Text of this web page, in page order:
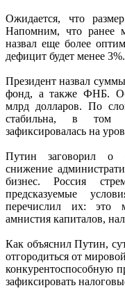
Ожидается, что
Напомним, что ранее
назвал еще более
дефицит будет менее 3%.
Президент назвал
фонд, а также ФНБ.
млрд долларов. По
стабильна, в том
зафиксировалась на
Путин заговорил о
снижение
бизнес. Россия
предсказуемые
перечислил их: это
амнистия капиталов,
Как объяснил Путин,
отгородиться от
конкурентоспособную
зафиксировать